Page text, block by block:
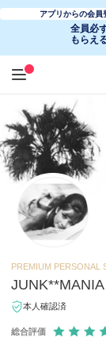
アプリからの会員
全員必
もらえ
PREMIUM PERSONAL
JUNK**MANIA
本人確認済
総合評価